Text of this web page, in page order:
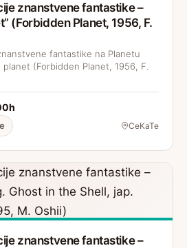
znanstvene fantastike –
(Forbidden Planet, 1956, F.
fantastike na Planetu
(Forbidden Planet, 1956, F.
CeKaTe
znanstvene fantastike –